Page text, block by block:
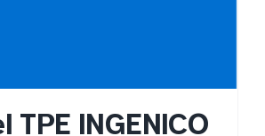
TPE INGENICO